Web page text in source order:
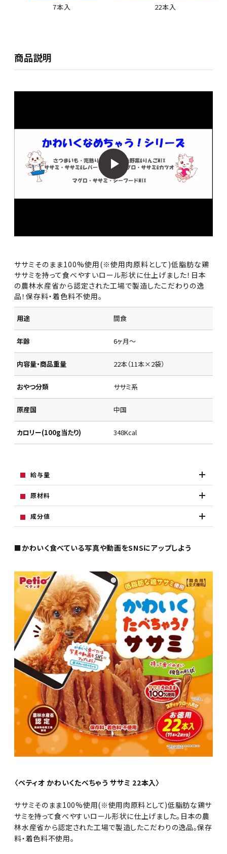
7本入 22本入
商品説明
ササミそのまま100%使用(※使用肉原料として)低脂肪な鶏
ササミを持って食べやすいロール形状に仕上げました！日本
の農林水産省から認定された工場で製造したこだわりの逸
品！保存料・着色料不使用。
用途 間食
年齢 6ヶ月～
内容量・商品重量 22本（11本×2袋）
おやつ分類 ササミ系
原産国 中国
カロリー(100g当たり) 348Kcal
給与量
原材料
成分値
■かわいく食べている写真や動画をSNSにアップしよう
〈ペティオ かわいくたべちゃう ササミ 22本入〉
ササミそのまま100%使用(※使用肉原料として)低脂肪な鶏サ
サミを持って食べやすいロール形状に仕上げました。日本の農
林水産省から認定された工場で製造したこだわりの逸品。保存
料・着色料不使用。